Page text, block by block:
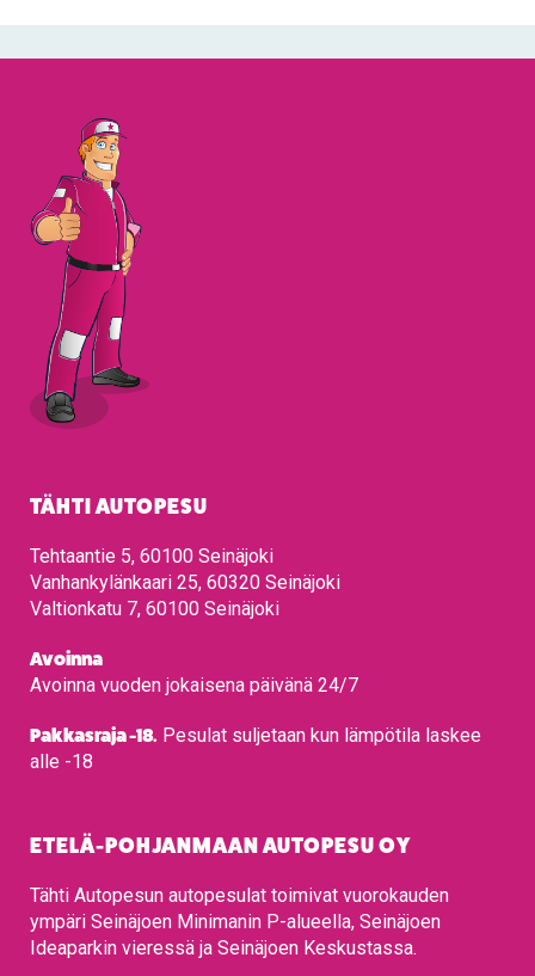
TÄHTI AUTOPESU
Tehtaantie 5, 60100 Seinäjoki
Vanhankylänkaari 25, 60320 Seinäjoki
Valtionkatu 7, 60100 Seinäjoki
Avoinna
Avoinna vuoden jokaisena päivänä 24/7
Pakkasraja -18. Pesulat suljetaan kun lämpötila laskee
alle -18
ETELÄ-POHJANMAAN AUTOPESU OY
Tähti Autopesun autopesulat toimivat vuorokauden
ympäri Seinäjoen Minimanin P-alueella, Seinäjoen
Ideaparkin vieressä ja Seinäjoen Keskustassa.